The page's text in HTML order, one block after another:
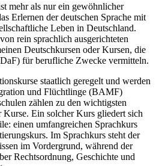
mehr als nur ein gewöhnlicher
Erlernen der deutschen Sprache mit
Leben in Deutschland.
rein sprachlich ausgerichteten
Deutschkursen oder Kursen, die
für berufliche Zwecke vermitteln.
staatlich geregelt und werden
und Flüchtlinge (BAMF)
zählen zu den wichtigsten
Kurse. Ein solcher Kurs gliedert sich
einen umfangreichen Sprachkurs
Im Sprachkurs steht der
im Vordergrund, während der
Rechtsordnung, Geschichte und